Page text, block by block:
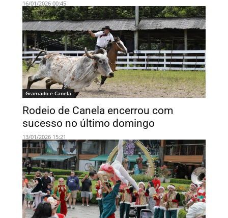
16/01/2026 00:45
Gramado e Canela
Rodeio de Canela encerrou com
sucesso no último domingo
13/01/2026 15:21